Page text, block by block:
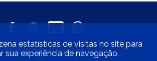
Clube dos Caiçaras
estatísticas de visitas no site para
sua experiência de navegação.